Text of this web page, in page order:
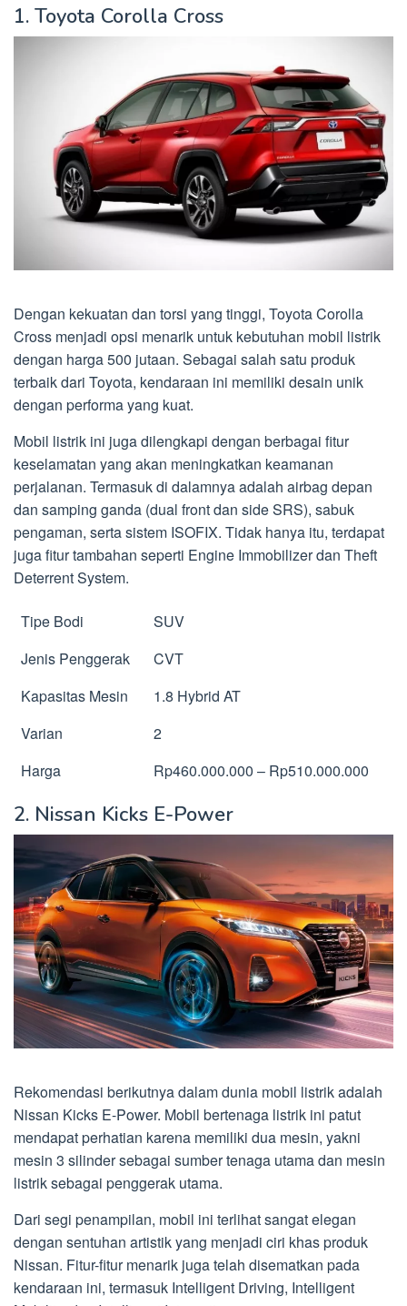
1. Toyota Corolla Cross
Dengan kekuatan dan torsi yang tinggi, Toyota Corolla
Cross menjadi opsi menarik untuk kebutuhan mobil listrik
dengan harga 500 jutaan. Sebagai salah satu produk
terbaik dari Toyota, kendaraan ini memiliki desain unik
dengan performa yang kuat.
Mobil listrik ini juga dilengkapi dengan berbagai fitur
keselamatan yang akan meningkatkan keamanan
perjalanan. Termasuk di dalamnya adalah airbag depan
dan samping ganda (dual front dan side SRS), sabuk
pengaman, serta sistem ISOFIX. Tidak hanya itu, terdapat
juga fitur tambahan seperti Engine Immobilizer dan Theft
Deterrent System.
Tipe Bodi
SUV
Jenis Penggerak
CVT
Kapasitas Mesin
1.8 Hybrid AT
Varian
2
Harga
Rp460.000.000 – Rp510.000.000
2. Nissan Kicks E-Power
Rekomendasi berikutnya dalam dunia mobil listrik adalah
Nissan Kicks E-Power. Mobil bertenaga listrik ini patut
mendapat perhatian karena memiliki dua mesin, yakni
mesin 3 silinder sebagai sumber tenaga utama dan mesin
listrik sebagai penggerak utama.
Dari segi penampilan, mobil ini terlihat sangat elegan
dengan sentuhan artistik yang menjadi ciri khas produk
Nissan. Fitur-fitur menarik juga telah disematkan pada
kendaraan ini, termasuk Intelligent Driving, Intelligent